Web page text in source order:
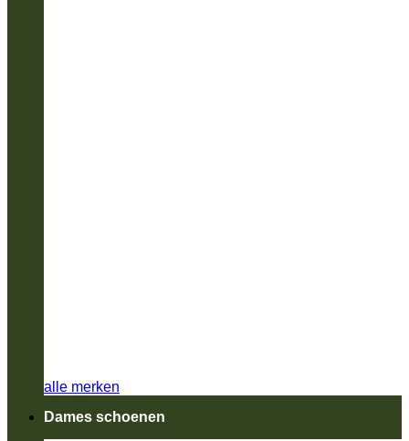
alle merken
Dames schoenen